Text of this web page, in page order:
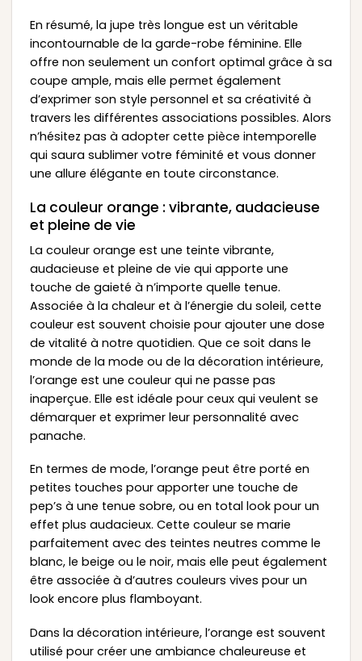
En résumé, la jupe très longue est un véritable
incontournable de la garde-robe féminine. Elle
offre non seulement un confort optimal grâce à sa
coupe ample, mais elle permet également
d’exprimer son style personnel et sa créativité à
travers les différentes associations possibles. Alors
n’hésitez pas à adopter cette pièce intemporelle
qui saura sublimer votre féminité et vous donner
une allure élégante en toute circonstance.
La couleur orange : vibrante, audacieuse
et pleine de vie
La couleur orange est une teinte vibrante,
audacieuse et pleine de vie qui apporte une
touche de gaieté à n’importe quelle tenue.
Associée à la chaleur et à l’énergie du soleil, cette
couleur est souvent choisie pour ajouter une dose
de vitalité à notre quotidien. Que ce soit dans le
monde de la mode ou de la décoration intérieure,
l’orange est une couleur qui ne passe pas
inaperçue. Elle est idéale pour ceux qui veulent se
démarquer et exprimer leur personnalité avec
panache.
En termes de mode, l’orange peut être porté en
petites touches pour apporter une touche de
pep’s à une tenue sobre, ou en total look pour un
effet plus audacieux. Cette couleur se marie
parfaitement avec des teintes neutres comme le
blanc, le beige ou le noir, mais elle peut également
être associée à d’autres couleurs vives pour un
look encore plus flamboyant.
Dans la décoration intérieure, l’orange est souvent
utilisé pour créer une ambiance chaleureuse et